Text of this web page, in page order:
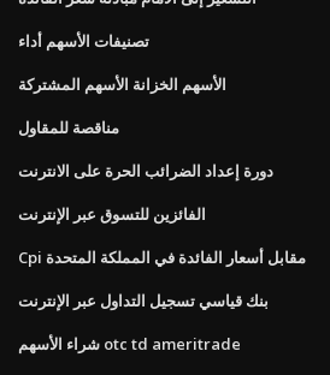
تصنيفات الأسهم أداء
الأسهم الخزانة الأسهم المشتركة
مناقصة للمقاول
دورة إعداد الضرائب الحرة على الانترنت
الفائزين للتسوق عبر الإنترنت
Cpi مقابل أسعار الفائدة في المملكة المتحدة
بنك قياسي تسجيل التداول عبر الإنترنت
شراء الأسهم otc td ameritrade